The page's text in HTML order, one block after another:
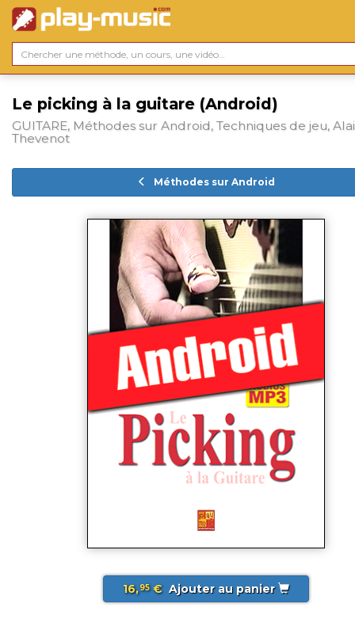
Le picking à la guitare (Android)
GUITARE, Méthodes sur Android, Techniques de jeu,
Thevenot
Méthodes sur Android
16,95€ Ajouter au panier